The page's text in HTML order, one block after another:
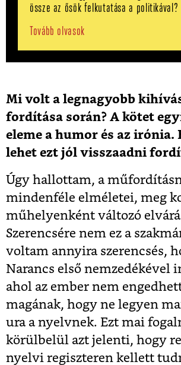
össze az ősök felkutatása a politikával?
Tovább olvasok
Mi volt a legnagyobb
fordítása során? A kötet
eleme a humor és az irónia.
lehet ezt jól visszaadni
Úgy hallottam, a
mindenféle elméletei, meg
műhelyenként változó
Szerencsére nem ez a
voltam annyira szerencsés,
Narancs első nemzedékével
ahol az ember nem
magának, hogy ne legyen
ura a nyelvnek. Ezt mai
körülbelül azt jelenti, hogy
nyelvi regiszteren kellett